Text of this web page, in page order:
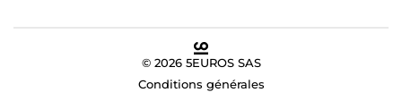
© 2026 5EUROS SAS
Conditions générales